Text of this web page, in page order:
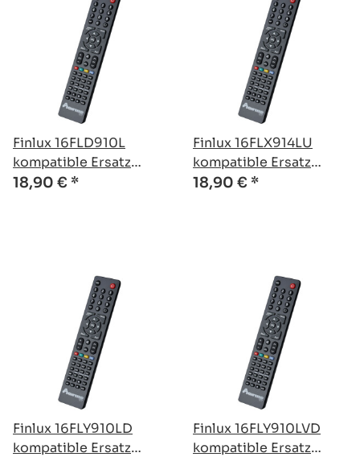
Finlux 16FLD910L
kompatible Ersatz
Fernbedienung
18,90 € *
Finlux 16FLX914LU
kompatible Ersatz
Fernbedienung
18,90 € *
Finlux 16FLY910LD
kompatible Ersatz
Finlux 16FLY910LVD
kompatible Ersatz